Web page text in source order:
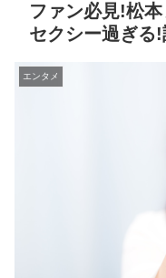
ファン必見!松
セクシー過ぎる
エンタメ